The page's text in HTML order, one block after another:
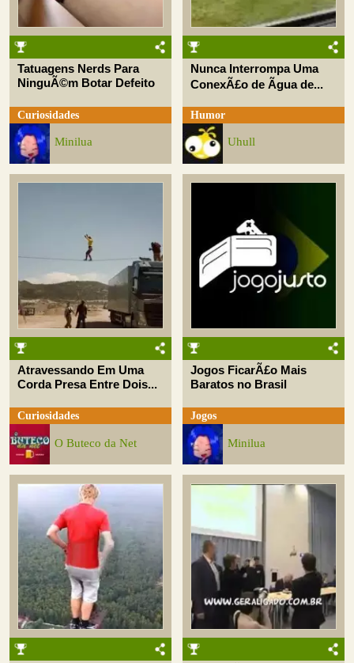
Tatuagens Nerds Para
NinguÃ©m Botar Defeito
Curiosidades
Minilua
Nunca Interrompa Uma
ConexÃ£o de Ãgua de...
Humor
Uhull
Atravessando Em Uma
Corda Presa Entre Dois...
Curiosidades
O Buteco da Net
Jogos FicarÃ£o Mais
Baratos no Brasil
Jogos
Minilua